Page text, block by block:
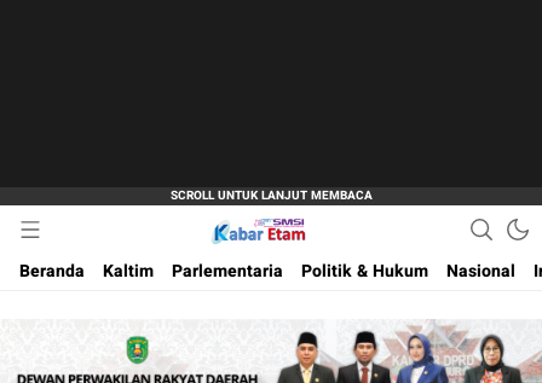
Kabar Etam
Akurat dan Terpercaya
Beranda
Kaltim Parlementaria Politik & Hukum Nasional